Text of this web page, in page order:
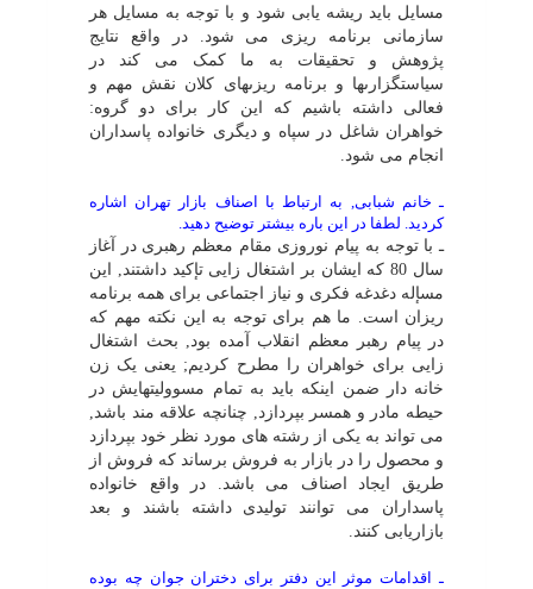
مسایل باید ریشه یابى شود و با توجه به مسایل هر
سازمانى برنامه ریزى مى شود. در واقع نتایج
پژوهش و تحقیقات به ما کمک مى کند در
سیاستگزارىها و برنامه ریزىهاى کلان نقش مهم و
فعالى داشته باشیم که این کار براى دو گروه:
خواهران شاغل در سپاه و دیگرى خانواده پاسداران
انجام مى شود.
ـ خانم شبابى, به ارتباط با اصناف بازار تهران اشاره
کردید. لطفا در این باره بیشتر توضیح دهید.
ـ با توجه به پیام نوروزى مقام معظم رهبرى در آغاز
سال 80 که ایشان بر اشتغال زایى تإکید داشتند, این
مسإله دغدغه فکرى و نیاز اجتماعى براى همه برنامه
ریزان است. ما هم براى توجه به این نکته مهم که
در پیام رهبر معظم انقلاب آمده بود, بحث اشتغال
زایى براى خواهران را مطرح کردیم; یعنى یک زن
خانه دار ضمن اینکه باید به تمام مسوولیتهایش در
حیطه مادر و همسر بپردازد, چنانچه علاقه مند باشد,
مى تواند به یکى از رشته هاى مورد نظر خود بپردازد
و محصول را در بازار به فروش برساند که فروش از
طریق ایجاد اصناف مى باشد. در واقع خانواده
پاسداران مى توانند تولیدى داشته باشند و بعد
بازاریابى کنند.
ـ اقدامات موثر این دفتر براى دختران جوان چه بوده